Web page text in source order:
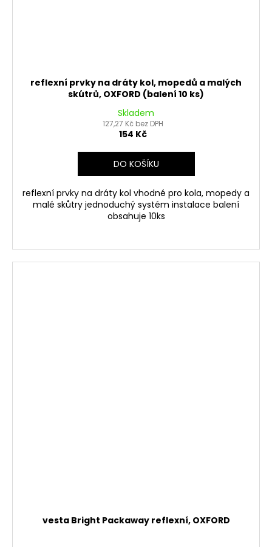
reflexní prvky na dráty kol, mopedů a malých
skútrů, OXFORD (balení 10 ks)
Skladem
127,27 Kč bez DPH
154 Kč
DO KOŠÍKU
reflexní prvky na dráty kol vhodné pro kola, mopedy a
malé skůtry jednoduchý systém instalace balení
obsahuje 10ks
vesta Bright Packaway reflexní, OXFORD